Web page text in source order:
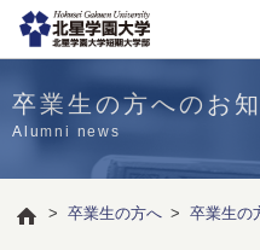
卒業生の方へのお
Alumni news
> 卒業生の方へ > 卒業生の